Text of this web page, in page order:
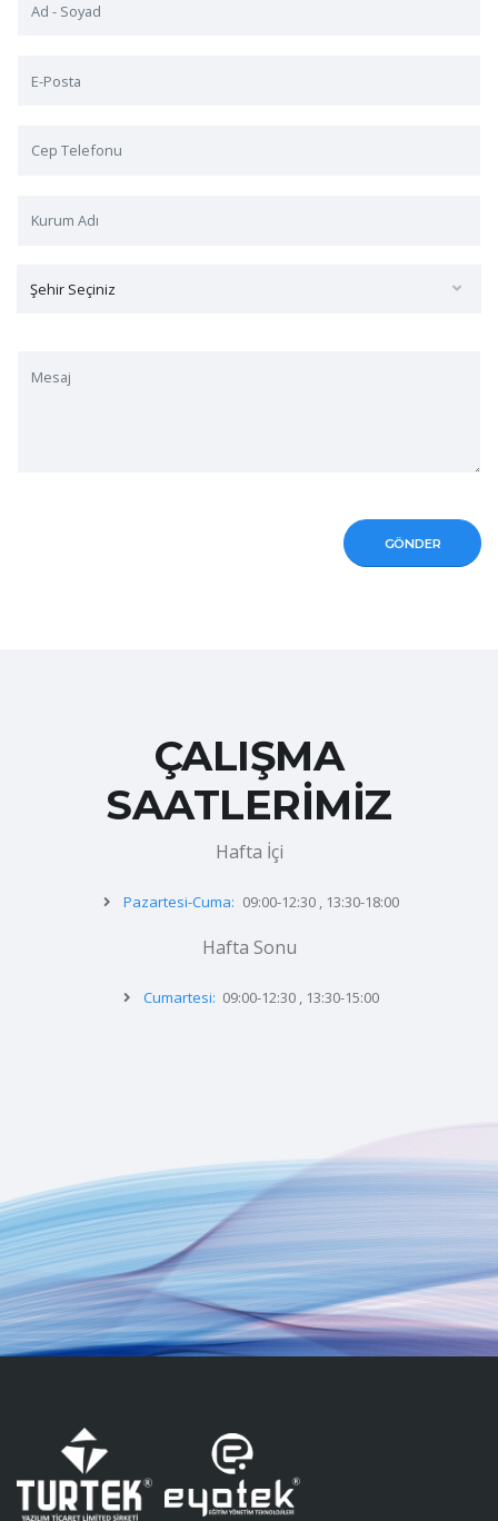
ÇALIŞMA
SAATLERİMİZ
Hafta İçi
Pazartesi-Cuma: 09:00-12:30 , 13:30-18:00
Hafta Sonu
Cumartesi: 09:00-12:30 , 13:30-15:00